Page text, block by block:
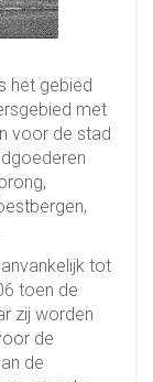
het gebied
met
voor de stad
tot
toen de
zij worden
de
de